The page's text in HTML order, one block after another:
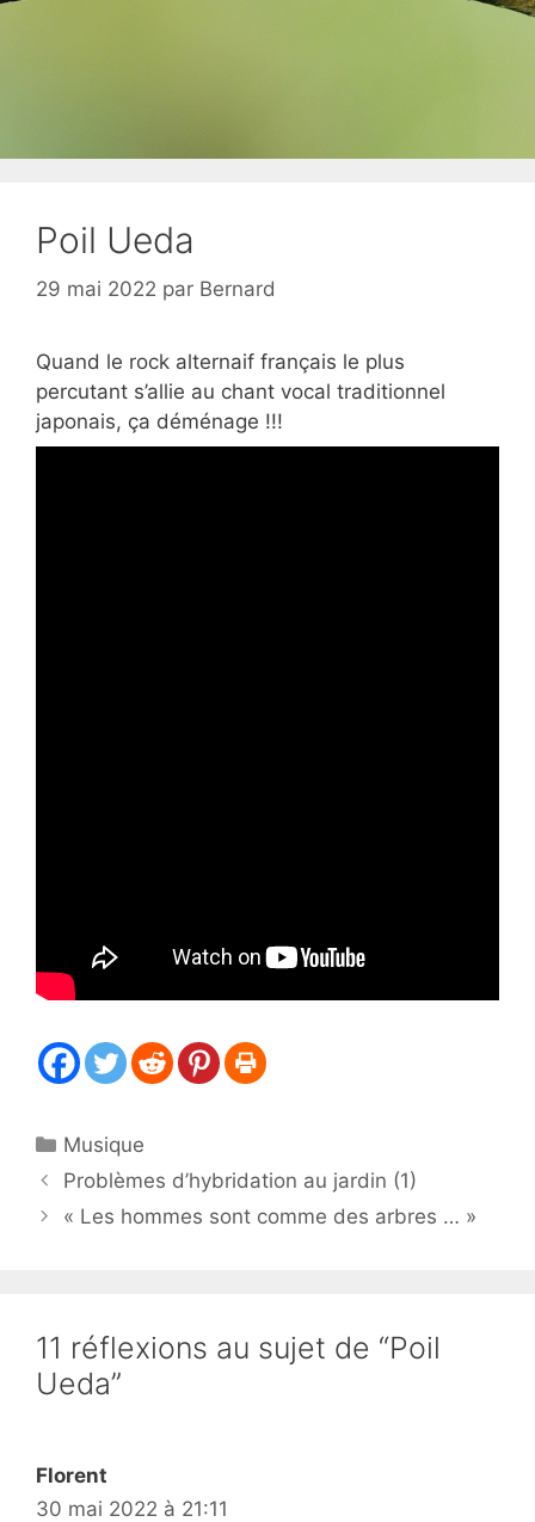
Poil Ueda
29 mai 2022 par Bernard
Quand le rock alternaif français le plus
percutant s’allie au chant vocal traditionnel
japonais, ça déménage !!!
Catégories
Musique
Problèmes d’hybridation au jardin (1)
« Les hommes sont comme des arbres … »
11 réflexions au sujet de “Poil
Ueda”
Florent
30 mai 2022 à 21:11